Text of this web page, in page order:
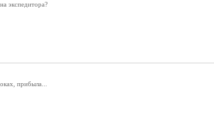
экспедитора?
прибыла...